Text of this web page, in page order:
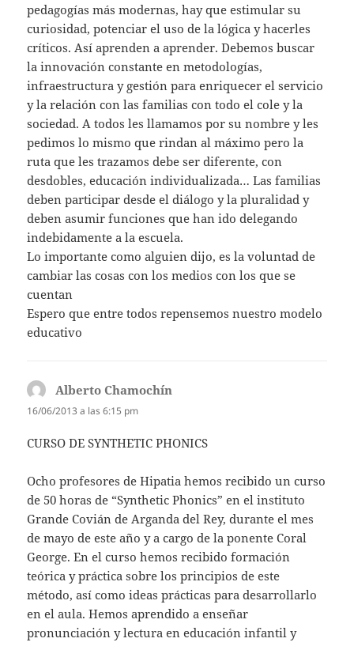
pedagogías más modernas, hay que estimular su
curiosidad, potenciar el uso de la lógica y hacerles
críticos. Así aprenden a aprender. Debemos buscar
la innovación constante en metodologías,
infraestructura y gestión para enriquecer el servicio
y la relación con las familias con todo el cole y la
sociedad. A todos les llamamos por su nombre y les
pedimos lo mismo que rindan al máximo pero la
ruta que les trazamos debe ser diferente, con
desdobles, educación individualizada… Las familias
deben participar desde el diálogo y la pluralidad y
deben asumir funciones que han ido delegando
indebidamente a la escuela.
Lo importante como alguien dijo, es la voluntad de
cambiar las cosas con los medios con los que se
cuentan
Espero que entre todos repensemos nuestro modelo
educativo
Alberto Chamochín
16/06/2013 a las 6:15 pm
CURSO DE SYNTHETIC PHONICS
Ocho profesores de Hipatia hemos recibido un curso
de 50 horas de “Synthetic Phonics” en el instituto
Grande Covián de Arganda del Rey, durante el mes
de mayo de este año y a cargo de la ponente Coral
George. En el curso hemos recibido formación
teórica y práctica sobre los principios de este
método, así como ideas prácticas para desarrollarlo
en el aula. Hemos aprendido a enseñar
pronunciación y lectura en educación infantil y